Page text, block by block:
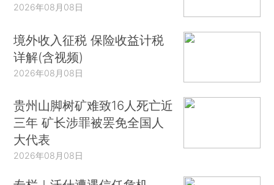
2026年08月08日
境外收入征税 保险收益计税
详解(含视频)
2026年08月08日
贵州山脚树矿难致16人死亡近
三年 矿长涉罪被罢免全国人
大代表
2026年08月08日